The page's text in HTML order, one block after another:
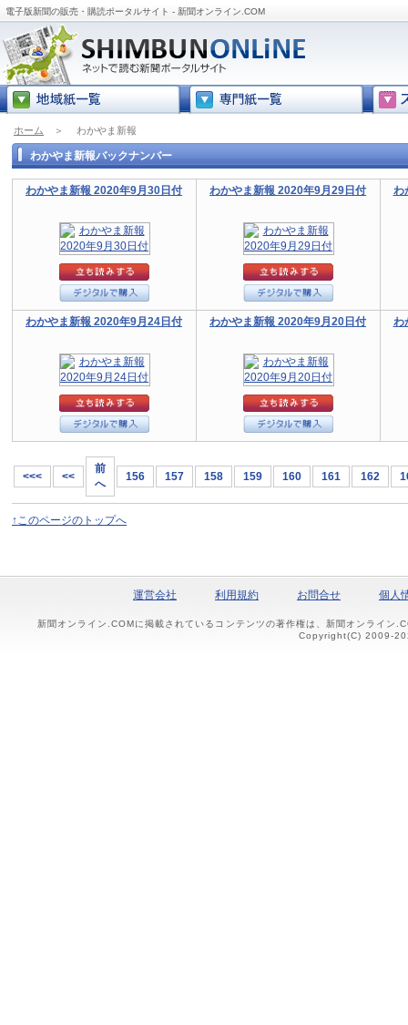
電子版新聞の販売・購読ポータルサイト - 新聞オンライン.COM
ホーム ＞ わかやま新報
わかやま新報バックナンバー
わかやま新報 2020年9月30日付 わかやま新報 2020年9月29日付 わ
わかやま新報 2020年9月24日付 わかやま新報 2020年9月20日付 わ
<<< <<
前
へ
156 157 158 159 160 161 162
↑このページのトップへ
運営会社 利用規約 お問合せ 個人
新聞オンライン.COMに掲載されているコンテンツの著作権は、新聞オンライン
Copyright(C) 2009-